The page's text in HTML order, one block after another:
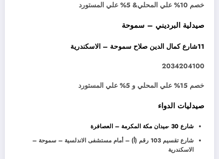
خصم 10% علي المحلي& 5% علي المستورد
صيدلية البرديني – سموحة
11شارع كمال الدين صلاح سموحة – الاسكندرية
2034204100
خصم 15% علي المحلي و 5% علي المستورد
صيدليات الدواء
شارع 30 -ميدان مكة المكرمة – العصافرة
شارع تقسيم 103 رقم (أ) – أمام مستشفى الاندلسية – سموحة –
الاسكندرية